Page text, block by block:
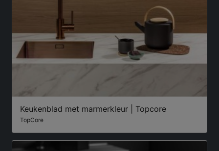
Keukenblad met marmerkleur | Topcore
TopCore